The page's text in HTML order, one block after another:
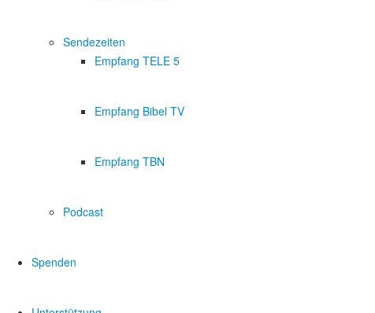
Sendezeiten
Empfang TELE 5
Empfang Bibel TV
Empfang TBN
Podcast
Spenden